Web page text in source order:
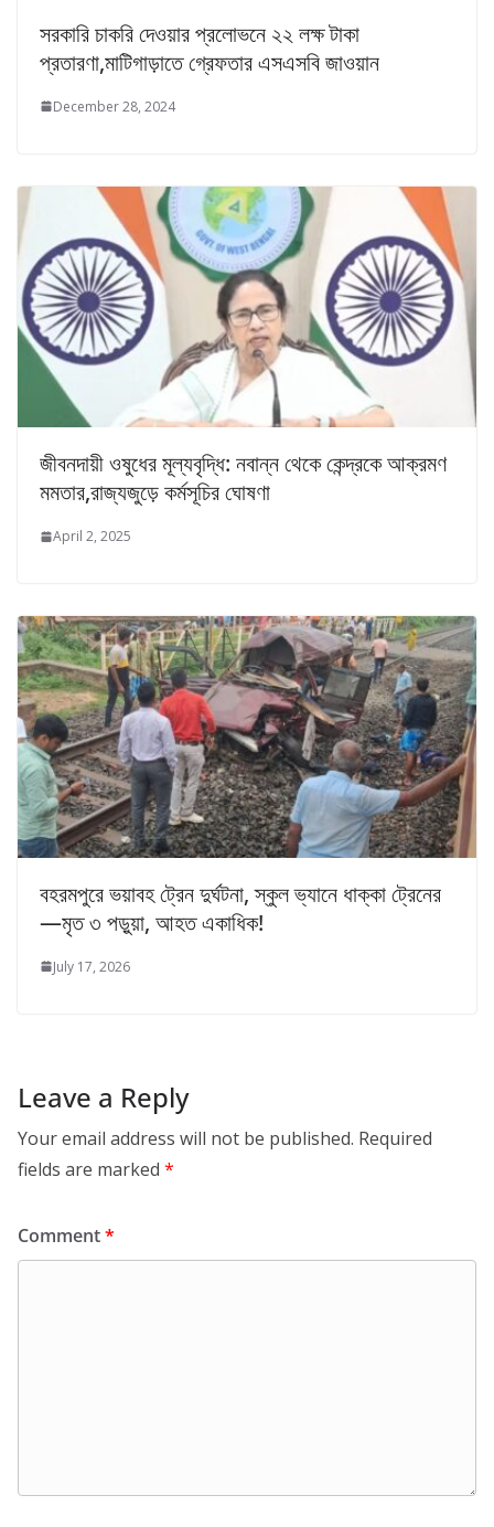
সরকারি চাকরি দেওয়ার প্রলোভনে ২২ লক্ষ টাকা
প্রতারণা,মাটিগাড়াতে গ্রেফতার এসএসবি জাওয়ান
December 28, 2024
জীবনদায়ী ওষুধের মূল্যবৃদ্ধি: নবান্ন থেকে কেন্দ্রকে আক্রমণ
মমতার,রাজ্যজুড়ে কর্মসূচির ঘোষণা
April 2, 2025
বহরমপুরে ভয়াবহ ট্রেন দুর্ঘটনা, স্কুল ভ্যানে ধাক্কা ট্রেনের
—মৃত ৩ পড়ুয়া, আহত একাধিক!
July 17, 2026
Leave a Reply
Your email address will not be published. Required
fields are marked *
Comment*